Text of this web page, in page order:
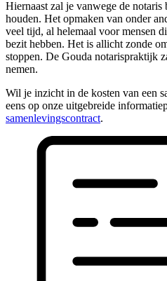
Hiernaast zal je vanwege de
houden. Het opmaken van onder
veel tijd, al helemaal voor mensen
bezit hebben. Het is allicht zonde
stoppen. De Gouda notarispraktijk
nemen.
Wil je inzicht in de kosten van een
eens op onze uitgebreide
samenlevingscontract.